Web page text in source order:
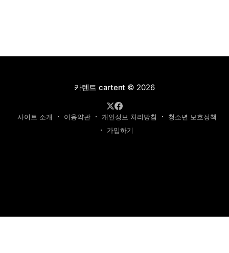
카텐트 cartent © 2026
사이트 소개 이용약관 개인정보 처리방침
청소년 보호정책
가입하기